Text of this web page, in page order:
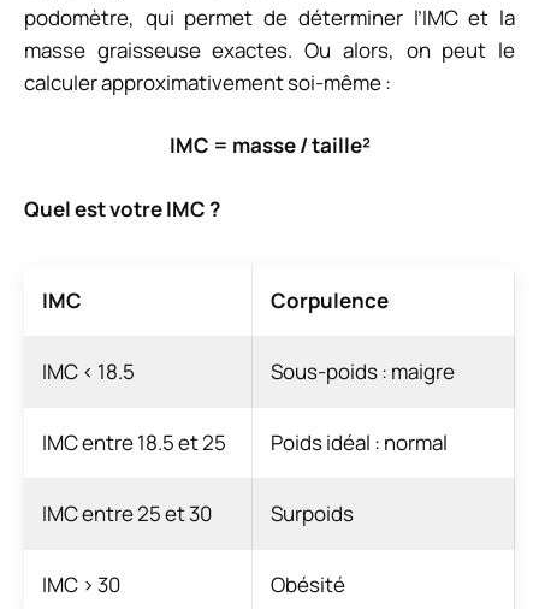
podomètre, qui permet de déterminer l’IMC et la
masse graisseuse exactes. Ou alors, on peut le
calculer approximativement soi-même :
IMC = masse / taille²
Quel est votre IMC ?
IMC Corpulence
IMC < 18.5 Sous-poids : maigre
IMC entre 18.5 et 25 Poids idéal : normal
IMC entre 25 et 30 Surpoids
IMC > 30 Obésité